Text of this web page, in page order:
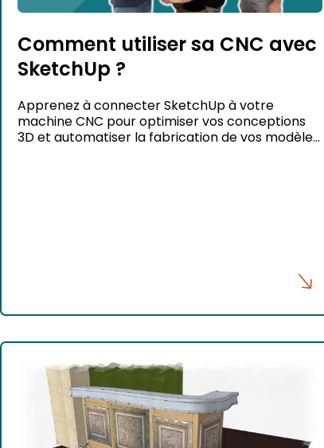
Comment utiliser sa CNC avec
SketchUp ?
Apprenez à connecter SketchUp à votre
machine CNC pour optimiser vos conceptions
3D et automatiser la fabrication de vos modèles